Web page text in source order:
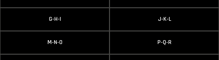
G-H-I J-K-L
M-N-O P-Q-R